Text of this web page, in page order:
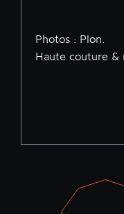
Photos : Plon.
Haute couture &